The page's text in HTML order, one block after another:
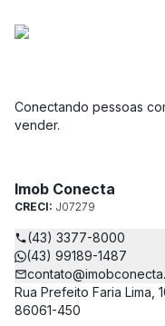
Conectando pessoas
vender.
Imob Conecta
CRECI: J07279
(43) 3377-8000
(43) 99189-1487
Rua Prefeito Faria Lima,
86061-450